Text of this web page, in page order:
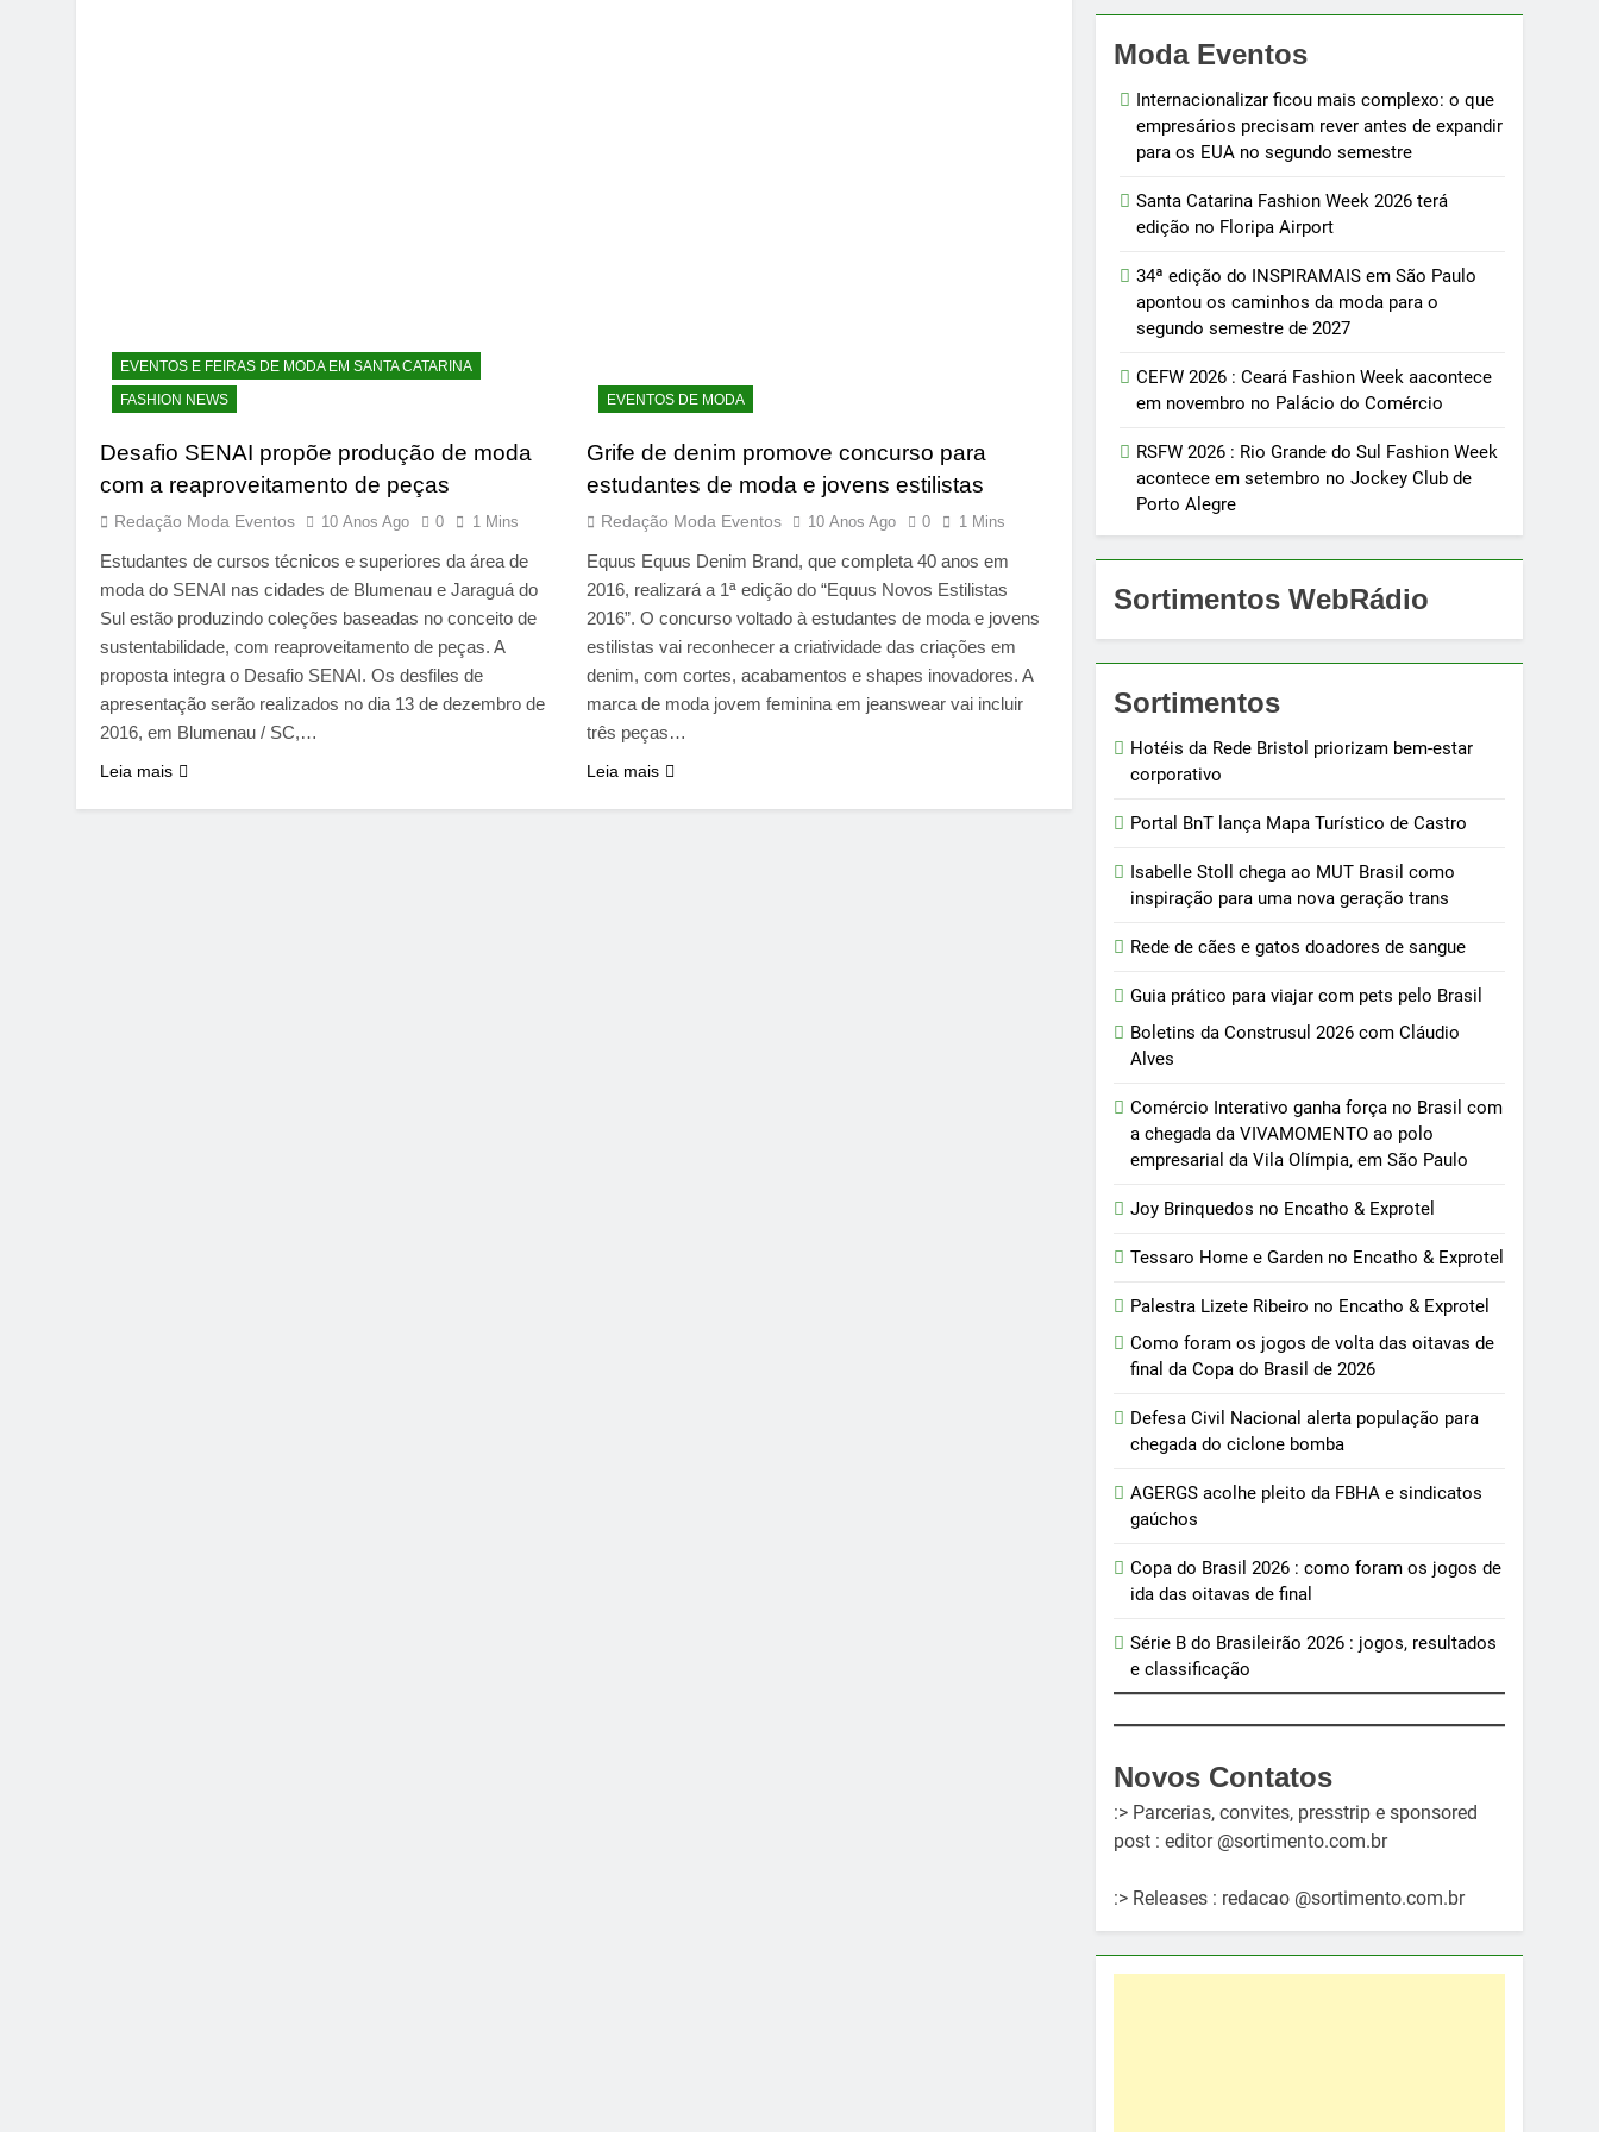
EVENTOS E FEIRAS DE MODA EM SANTA CATARINA
FASHION NEWS
Desafio SENAI propõe produção de moda
com a reaproveitamento de peças
Redação Moda Eventos 10 Anos Ago 0 1 Mins
Estudantes de cursos técnicos e superiores da área de
moda do SENAI nas cidades de Blumenau e Jaraguá do
Sul estão produzindo coleções baseadas no conceito de
sustentabilidade, com reaproveitamento de peças. A
proposta integra o Desafio SENAI. Os desfiles de
apresentação serão realizados no dia 13 de dezembro de
2016, em Blumenau / SC,…
Leia mais
EVENTOS DE MODA
Grife de denim promove concurso para
estudantes de moda e jovens estilistas
Redação Moda Eventos 10 Anos Ago 0 1 Mins
Equus Equus Denim Brand, que completa 40 anos em
2016, realizará a 1ª edição do “Equus Novos Estilistas
2016”. O concurso voltado à estudantes de moda e jovens
estilistas vai reconhecer a criatividade das criações em
denim, com cortes, acabamentos e shapes inovadores. A
marca de moda jovem feminina em jeanswear vai incluir
três peças…
Leia mais
Moda Eventos
Internacionalizar ficou mais complexo: o que
empresários precisam rever antes de expandir
para os EUA no segundo semestre
Santa Catarina Fashion Week 2026 terá
edição no Floripa Airport
34ª edição do INSPIRAMAIS em São Paulo
apontou os caminhos da moda para o
segundo semestre de 2027
CEFW 2026 : Ceará Fashion Week aacontece
em novembro no Palácio do Comércio
RSFW 2026 : Rio Grande do Sul Fashion Week
acontece em setembro no Jockey Club de
Porto Alegre
Sortimentos WebRádio
Sortimentos
Hotéis da Rede Bristol priorizam bem-estar
corporativo
Portal BnT lança Mapa Turístico de Castro
Isabelle Stoll chega ao MUT Brasil como
inspiração para uma nova geração trans
Rede de cães e gatos doadores de sangue
Guia prático para viajar com pets pelo Brasil
Boletins da Construsul 2026 com Cláudio
Alves
Comércio Interativo ganha força no Brasil com
a chegada da VIVAMOMENTO ao polo
empresarial da Vila Olímpia, em São Paulo
Joy Brinquedos no Encatho & Exprotel
Tessaro Home e Garden no Encatho & Exprotel
Palestra Lizete Ribeiro no Encatho & Exprotel
Como foram os jogos de volta das oitavas de
final da Copa do Brasil de 2026
Defesa Civil Nacional alerta população para
chegada do ciclone bomba
AGERGS acolhe pleito da FBHA e sindicatos
gaúchos
Copa do Brasil 2026 : como foram os jogos de
ida das oitavas de final
Série B do Brasileirão 2026 : jogos, resultados
e classificação
Novos Contatos
:> Parcerias, convites, presstrip e sponsored
post : editor @sortimento.com.br
:> Releases : redacao @sortimento.com.br